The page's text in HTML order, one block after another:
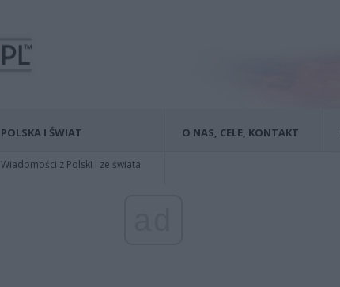
POLSKA I ŚWIAT
Wiadomości z Polski i ze świata
O NAS, CELE, KONTAKT